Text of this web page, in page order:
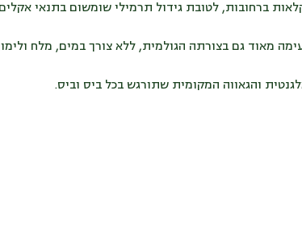
ברחובות, לטובת גידול תרמילי שומשום בתנאי
מאוד גם בצורתה הגולמית, ללא צורך במים, מלח
והגאווה המקומית שתורגש בכל ביס וביס.